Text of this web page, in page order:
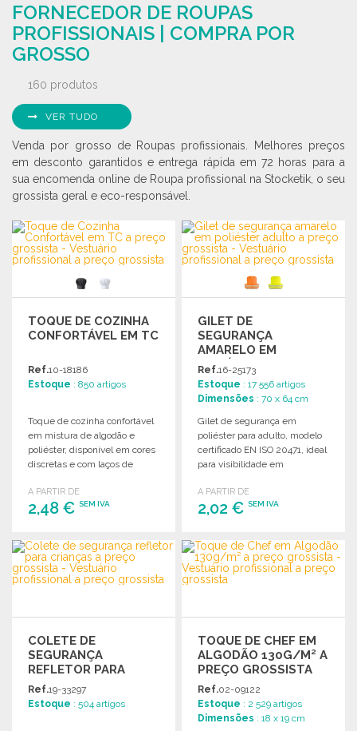
FORNECEDOR DE ROUPAS
PROFISSIONAIS | COMPRA POR
GROSSO
160 produtos
VER TUDO
Venda por grosso de Roupas profissionais. Melhores preços
em desconto garantidos e entrega rápida em 72 horas para a
sua encomenda online de Roupa profissional na Stocketik, o seu
grossista geral e eco-responsável.
TOQUE DE COZINHA
CONFORTÁVEL EM TC
Ref.10-18186
Estoque : 850 artigos
Toque de cozinha confortável
em mistura de algodão e
poliéster, disponível em cores
discretas e com laços de
A PARTIR DE
2,48 € SEM IVA
ENCOMENDAR
Solicitar um orçamento
GILET DE
SEGURANÇA
AMARELO EM
POLIÉSTER ADULTO
Ref.16-25173
Estoque : 17 556 artigos
Dimensões : 70 x 64 cm
Gilet de segurança em
poliéster para adulto, modelo
certificado EN ISO 20471, ideal
para visibilidade em
A PARTIR DE
2,02 €SEM IVA
ENCOMENDAR
Solicitar um orçamento
COLETE DE
SEGURANÇA
REFLETOR PARA
CRIANÇAS
Ref.19-33297
Estoque : 504 artigos
TOQUE DE CHEF EM
ALGODÃO 130G/M² A
PREÇO GROSSISTA
Ref.02-09122
Estoque : 2 529 artigos
Dimensões : 18 x 19 cm